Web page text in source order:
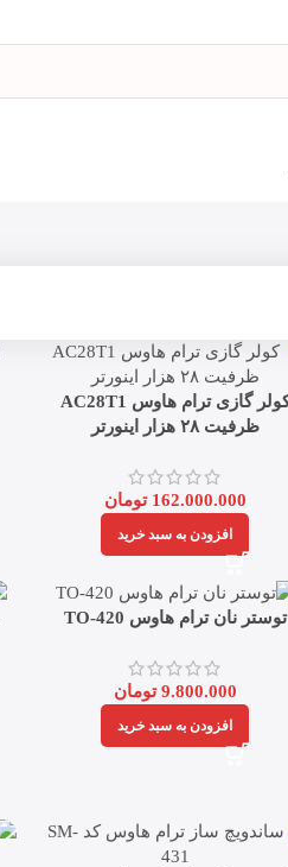
کولر گازی ترام هاوس AC28T1
ظرفیت ۲۸ هزار اینورتر
162.000.000 تومان
افزودن به سبد خرید
توستر نان ترام هاوس TO-420
9.800.000 تومان
افزودن به سبد خرید